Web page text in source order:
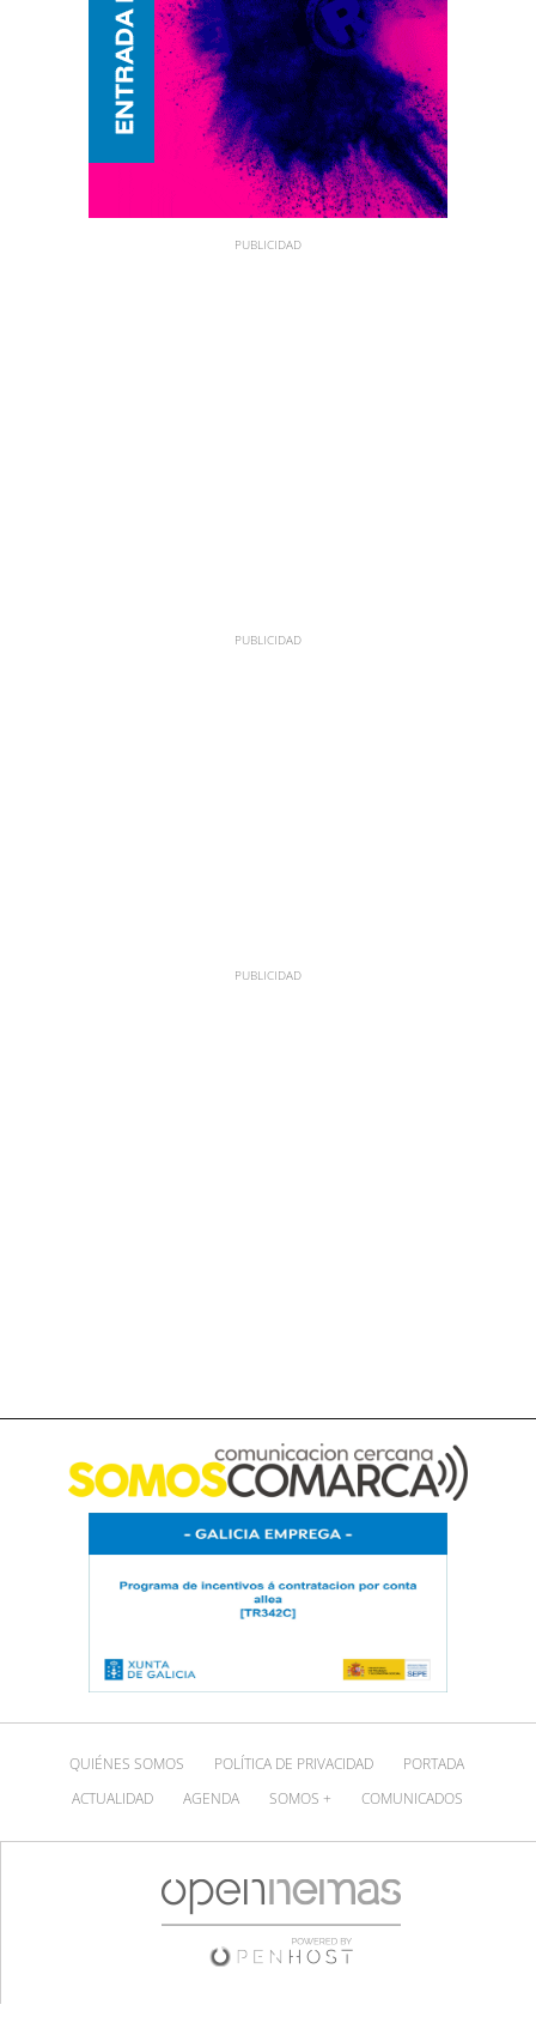
QUIÉNES SOMOS POLÍTICA DE PRIVACIDAD
PORTADA
ACTUALIDAD
AGENDA SOMOS + COMUNICADOS